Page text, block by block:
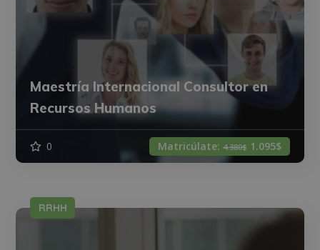
Maestría Internacional Consultor en
Recursos Humanos
0 Matricúlate: 4.380$ 1.095$
RRHH